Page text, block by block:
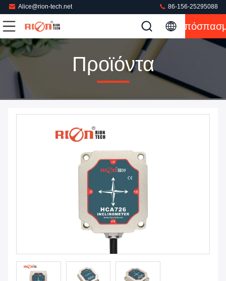
Alice@rion-tech.net 86-156-25295088
Προϊόντα